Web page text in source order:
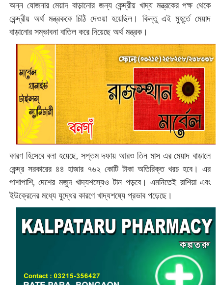
অন্ন যোজনার মেয়াদ বাড়ানোর জন্য কেন্দ্রীয় খাদ্য মন্ত্রকের পক্ষ থেকে
কেন্দ্রীয় অর্থ মন্ত্রককে চিঠি দেওয়া হয়েছিল। কিন্তু এই মুহূর্তে মেয়াদ
বাড়ানোর সম্ভাবনা বাতিল করে দিয়েছে অর্থ মন্ত্রক।
কারণ হিসেবে বলা হয়েছে, সপ্তম দফায় আরও তিন মাস এর মেয়াদ বাড়ালে
কেন্দ্র সরকারের ৪৪ হাজার ৭৬২ কোটি টাকা অতিরিক্ত খরচ হবে। এর
পাশাপাশি, দেশের মজুদ খাদ্যশস্যেও টান পড়বে। এমনিতেই রাশিয়া এবং
ইউক্রেনের মধ্যে যুদ্ধের কারণে খাদ্যশষ্যে প্রভাব পড়েছে।